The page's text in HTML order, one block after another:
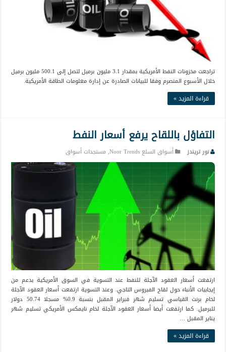
تراجعت مخزونات النفط الأمريكية بمقدار 3.1 مليون برميل لتصل إلى 500.1 مليون برميل
خلال الأسبوع المنصرم وفقا للبيانات الصادرة عن إدارة معلومات الطاقة الأمريكية.
قراءة المزيد »
التفاؤل باللقاح يرفع أسعار النفط
نور تريندز أسواق السلع Noor Trends ,مستجدات أسواق
ارتفعت أسعار العقود الآجلة للنفط عند التسوية في السوق الأمريكية بدعم من
إيجابيات الأنباء حول لقاح الفيروس التاجي. وعند التسوية ارتفعت أسعار العقود الآجلة
لخام برنت القياسي تسليم شهر فبراير المقبل بنسبة 0.9% مسجلا 50.74 دولار
للبرميل. كما ارتفعت أيضا أسعار العقود الآجلة لخام نايمكس الأمريكي تسليم شهر
يناير المقبل …
قراءة المزيد »